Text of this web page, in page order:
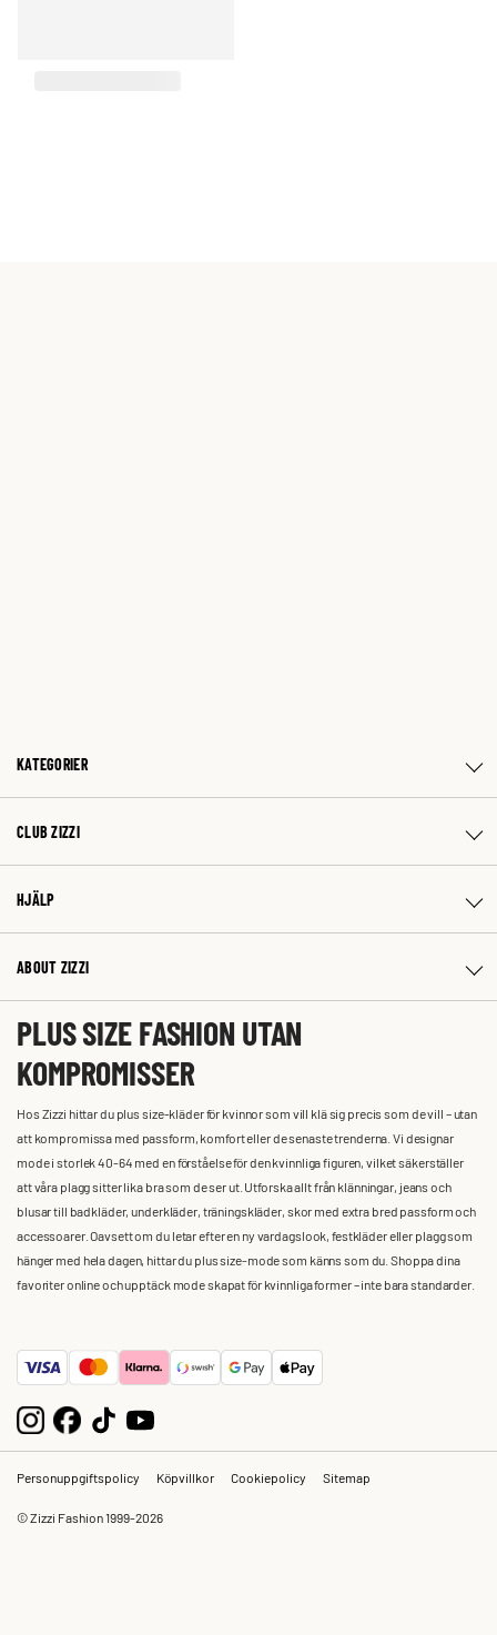
KATEGORIER
CLUB ZIZZI
HJÄLP
ABOUT ZIZZI
PLUS SIZE FASHION UTAN
KOMPROMISSER
Hos Zizzi hittar du plus size-kläder för kvinnor som vill klä sig precis som de vill – utan
att kompromissa med passform, komfort eller de senaste trenderna. Vi designar
mode i storlek 40-64 med en förståelse för den kvinnliga figuren, vilket säkerställer
att våra plagg sitter lika bra som de ser ut. Utforska allt från klänningar, jeans och
blusar till badkläder, underkläder, träningskläder, skor med extra bred passform och
accessoarer. Oavsett om du letar efter en ny vardagslook, festkläder eller plagg som
hänger med hela dagen, hittar du plus size-mode som känns som du. Shoppa dina
favoriter online och upptäck mode skapat för kvinnliga former – inte bara standarder.
Personuppgiftspolicy Köpvillkor Cookiepolicy Sitemap
© Zizzi Fashion 1999-2026